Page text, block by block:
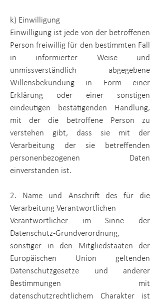
k) Einwilligung
Einwilligung ist jede von der betroffenen
Person freiwillig für den bestimmten Fall
in informierter Weise und
unmissverständlich abgegebene
Willensbekundung in Form einer
Erklärung oder einer sonstigen
eindeutigen bestätigenden Handlung,
mit der die betroffene Person zu
verstehen gibt, dass sie mit der
Verarbeitung der sie betreffenden
personenbezogenen Daten
einverstanden ist.
2. Name und Anschrift des für die
Verarbeitung Verantwortlichen
Verantwortlicher im Sinne der
Datenschutz-Grundverordnung,
sonstiger in den Mitgliedstaaten der
Europäischen Union geltenden
Datenschutzgesetze und anderer
Bestimmungen mit
datenschutzrechtlichem Charakter ist